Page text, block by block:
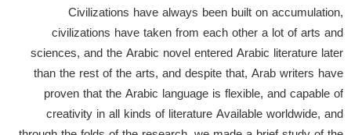
Civilizations have always been built on accumulation,
civilizations have taken from each other a lot of arts and
sciences, and the Arabic novel entered Arabic literature later
than the rest of the arts, and despite that, Arab writers have
proven that the Arabic language is flexible, and capable of
creativity in all kinds of literature Available worldwide, and